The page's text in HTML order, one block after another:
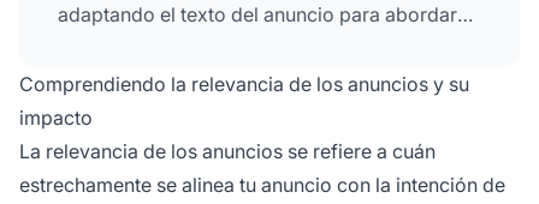
adaptando el texto del anuncio para abordar
páginas de destino para mantener la
coherencia y realizando pruebas y ajustes
continuos en tus campañas según las métricas
de rendimiento.
Comprendiendo la relevancia de los anuncios y su
impacto
La relevancia de los anuncios se refiere a cuán
estrechamente se alinea tu anuncio con la intención de